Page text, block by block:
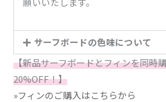
サーフボードの色味について
【新品サーフボードとフィンを同時
20%OFF！】
»フィンのご購入はこちらから